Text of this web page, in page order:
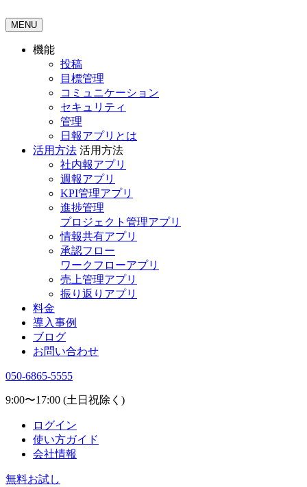
MENU
機能
投稿
目標管理
コミュニケーション
セキュリティ
管理
日報アプリとは
活用方法 活用方法
社内報アプリ
週報アプリ
KPI管理アプリ
進捗管理
プロジェクト管理アプリ
情報共有アプリ
承認フロー
ワークフローアプリ
売上管理アプリ
振り返りアプリ
料金
導入事例
ブログ
お問い合わせ
050-6865-5555
9:00〜17:00 (土日祝除く)
ログイン
使い方ガイド
会社情報
無料お試し